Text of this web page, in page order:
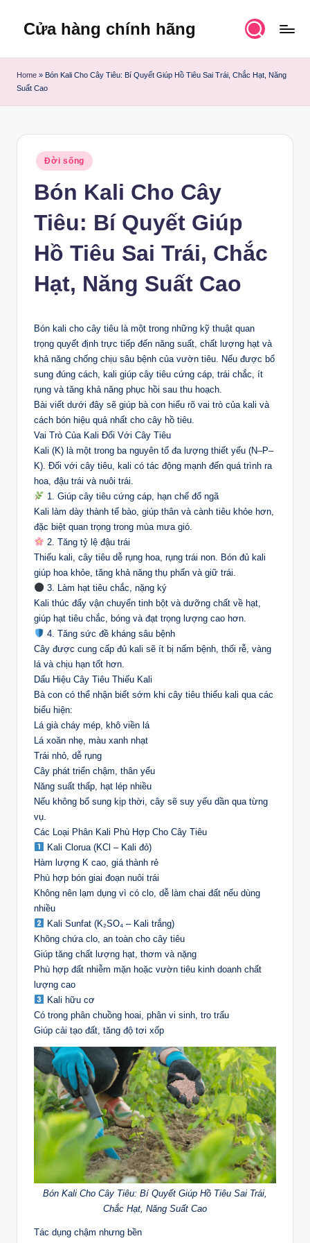
Cửa hàng chính hãng
Home » Bón Kali Cho Cây Tiêu: Bí Quyết Giúp Hồ Tiêu Sai Trái, Chắc Hạt, Năng
Suất Cao
Posted
in
Đời sống
Bón Kali Cho Cây
Tiêu: Bí Quyết Giúp
Hồ Tiêu Sai Trái, Chắc
Hạt, Năng Suất Cao
Bón kali cho cây tiêu là một trong những kỹ thuật quan
trọng quyết định trực tiếp đến năng suất, chất lượng hạt và
khả năng chống chịu sâu bệnh của vườn tiêu. Nếu được bổ
sung đúng cách, kali giúp cây tiêu cứng cáp, trái chắc, ít
rụng và tăng khả năng phục hồi sau thu hoạch.
Bài viết dưới đây sẽ giúp bà con hiểu rõ vai trò của kali và
cách bón hiệu quả nhất cho cây hồ tiêu.
Vai Trò Của Kali Đối Với Cây Tiêu
Kali (K) là một trong ba nguyên tố đa lượng thiết yếu (N–P–
K). Đối với cây tiêu, kali có tác động mạnh đến quá trình ra
hoa, đậu trái và nuôi trái.
1. Giúp cây tiêu cứng cáp, hạn chế đổ ngã
Kali làm dày thành tế bào, giúp thân và cành tiêu khỏe hơn,
đặc biệt quan trọng trong mùa mưa gió.
2. Tăng tỷ lệ đậu trái
Thiếu kali, cây tiêu dễ rụng hoa, rụng trái non. Bón đủ kali
giúp hoa khỏe, tăng khả năng thụ phấn và giữ trái.
3. Làm hạt tiêu chắc, nặng ký
Kali thúc đẩy vận chuyển tinh bột và dưỡng chất về hạt,
giúp hạt tiêu chắc, bóng và đạt trọng lượng cao hơn.
4. Tăng sức đề kháng sâu bệnh
Cây được cung cấp đủ kali sẽ ít bị nấm bệnh, thối rễ, vàng
lá và chịu hạn tốt hơn.
Dấu Hiệu Cây Tiêu Thiếu Kali
Bà con có thể nhận biết sớm khi cây tiêu thiếu kali qua các
biểu hiện:
Lá già cháy mép, khô viền lá
Lá xoăn nhẹ, màu xanh nhạt
Trái nhỏ, dễ rụng
Cây phát triển chậm, thân yếu
Năng suất thấp, hạt lép nhiều
Nếu không bổ sung kịp thời, cây sẽ suy yếu dần qua từng
vụ.
Các Loại Phân Kali Phù Hợp Cho Cây Tiêu
Kali Clorua (KCl – Kali đỏ)
Hàm lượng K cao, giá thành rẻ
Phù hợp bón giai đoạn nuôi trái
Không nên lạm dụng vì có clo, dễ làm chai đất nếu dùng
nhiều
Kali Sunfat (K₂SO₄ – Kali trắng)
Không chứa clo, an toàn cho cây tiêu
Giúp tăng chất lượng hạt, thơm và nặng
Phù hợp đất nhiễm mặn hoặc vườn tiêu kinh doanh chất
lượng cao
Kali hữu cơ
Có trong phân chuồng hoai, phân vi sinh, tro trấu
Giúp cải tạo đất, tăng độ tơi xốp
Bón Kali Cho Cây Tiêu: Bí Quyết Giúp Hồ Tiêu Sai Trái,
Chắc Hạt, Năng Suất Cao
Tác dụng chậm nhưng bền